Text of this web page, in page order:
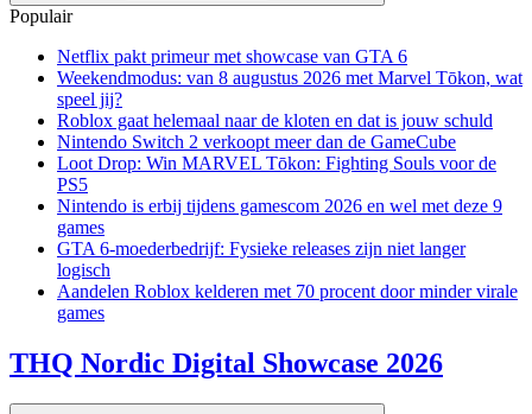
Populair
Netflix pakt primeur met showcase van GTA 6
Weekendmodus: van 8 augustus 2026 met Marvel Tōkon, wat
speel jij?
Roblox gaat helemaal naar de kloten en dat is jouw schuld
Nintendo Switch 2 verkoopt meer dan de GameCube
Loot Drop: Win MARVEL Tōkon: Fighting Souls voor de
PS5
Nintendo is erbij tijdens gamescom 2026 en wel met deze 9
games
GTA 6-moederbedrijf: Fysieke releases zijn niet langer
logisch
Aandelen Roblox kelderen met 70 procent door minder virale
games
THQ Nordic Digital Showcase 2026